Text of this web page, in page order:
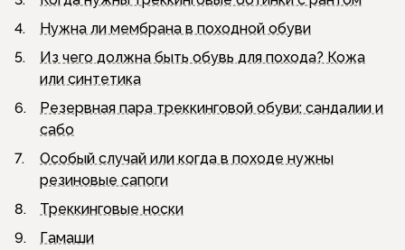
4.
Нужна ли мембрана в походной обуви
5.
Из чего должна быть обувь для похода? Кожа
или синтетика
6.
Резервная пара треккинговой обуви: сандалии и
сабо
7.
Особый случай или когда в походе нужны
резиновые сапоги
8.
Треккинговые носки
9.
Гамаши